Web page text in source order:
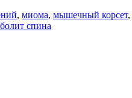
, миома, мышечный корсет,
спина